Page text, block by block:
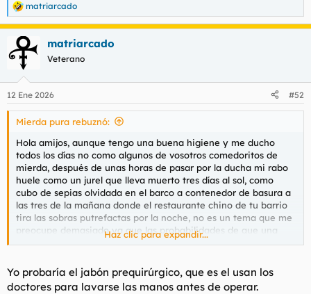
Sí, que me da mucho gusto en los güevos.
A los que os huele la zona esa, usad jabones de los que usa la
puta de vuestra madre cuando tiene mierdas en la coñata. Si
la dependienta ya sabrá qué hacer.
R
e
a
c
e
s
matriarcado
matriarcado
Veterano
12 Ene 2026 #52
Mierda pura rebuznó:
Hola amijos, aunque tengo una buena higiene y me ducho
todos los días no como algunos de vosotros comedoritos de
mierda, después de unas horas de pasar por la ducha mi rabo
huele como un jurel que lleva muerto tres días al sol, como
cubo de sepias olvidada en el barco a contenedor de basura a
las tres de la mañana donde el restaurante chino de tu barrio
tira las sobras putrefactas por la noche, no es un tema que me
preocupe demasiado ya que las probabilidades de que una
fémina me chupe el rabo son las mismas que un chiste de
cuantos de vosotros os pasa los mismo?
Haz clic para expandir...
Yo probaría el jabón prequirúrgico, que es el usan los
doctores para lavarse las manos antes de operar.